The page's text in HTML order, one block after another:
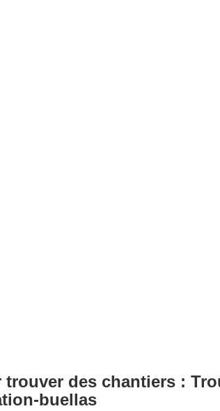
des chantiers :
buellas